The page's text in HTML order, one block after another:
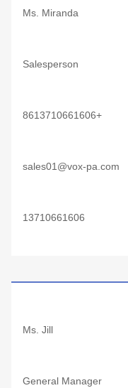
Ms. Miranda
Salesperson
+8613710661606
sales01@vox-pa.com
13710661606
Ms. Jill
General Manager